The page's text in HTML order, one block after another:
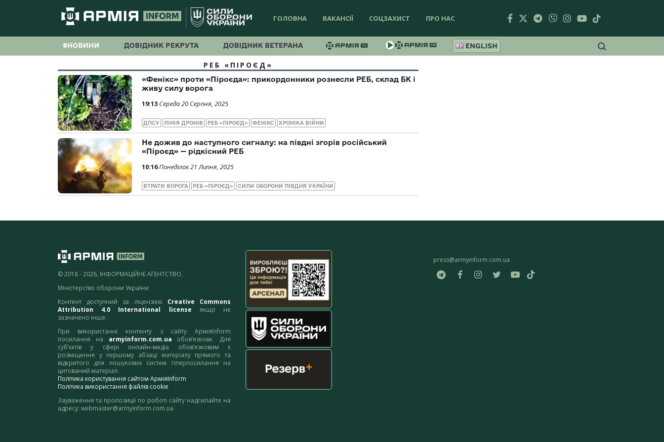
ГОЛОВНА ВАКАНСІЇ СОЦЗАХИСТ ПРО НАС
#НОВИНИ ДОВІДНИК РЕКРУТА ДОВІДНИК ВЕТЕРАНА ENGLISH
РЕБ «ПІРОЄД»
«Фенікс» проти «Піроєда»: прикордонники рознесли РЕБ, склад БК і
живу силу ворога
19:13 Середа 20 Серпня, 2025
ДПСУ ЛІНІЯ ДРОНІВ РЕБ «ПІРОЄД» ФЕНІКС ХРОНІКА ВІЙНИ
Не дожив до наступного сигналу: на півдні згорів російський
«Піроєд» — рідкісний РЕБ
10:16Понеділок 21 Липня, 2025
ВТРАТИ ВОРОГА РЕБ «ПІРОЄД» СИЛИ ОБОРОНИ ПІВДНЯ УКРАЇНИ
© 2018 - 2026, ІНФОРМАЦІЙНЕ АГЕНТСТВО,
Міністерство оборони України
Контент доступний за ліцензією Creative Commons
Attribution 4.0 International license якщо не
зазначено інше.
При використанні контенту з сайту АрміяInform
посилання на armyinform.com.ua обов’язкове. Для
суб’єктів у сфері онлайн-медіа обов’язковим є
розміщення у першому абзаці матеріалу прямого та
відкритого для пошукових систем гіперпосилання на
цитований матеріал.
Політика користування сайтом АрміяInform
Політика використання файлів cookie
Зауваження та пропозиції по роботі сайту надсилайте на
адресу: webmaster@armyinform.com.ua
press@armyinform.com.ua